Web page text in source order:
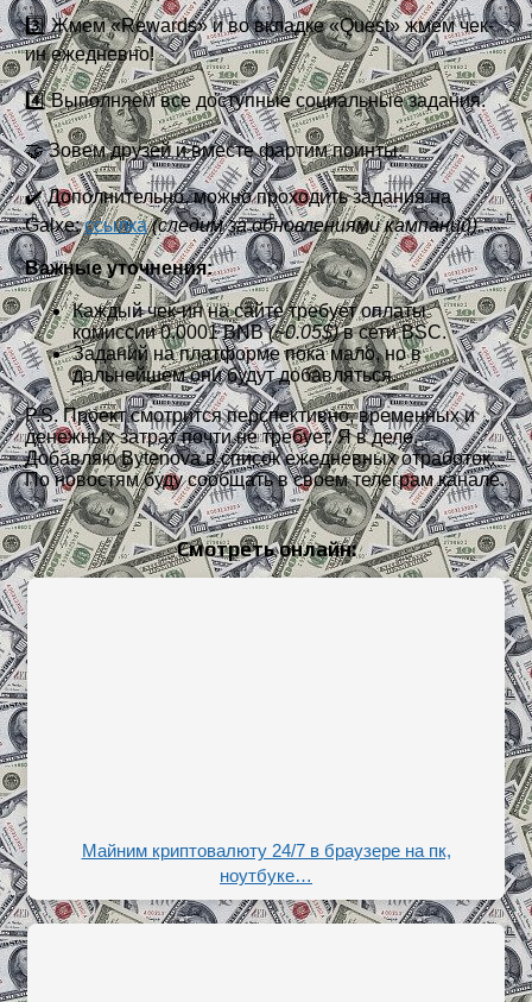
3️⃣ Жмем «Rewards» и во вкладке «Quest» жмем чек-
ин ежедневно!
4️⃣ Выполняем все доступные социальные задания.
🤝 Зовем друзей и вместе фартим поинты.
✔️ Дополнительно, можно проходить задания на
Galxe:ссылка (следим за обновлениями кампаний).
Важные уточнения:
Каждый чек-ин на сайте требует оплаты
комиссии 0.0001 BNB(~0.05$)в сети BSC.
Заданий на платформе пока мало, но в
дальнейшем они будут добавляться.
P.S. Проект смотрится перспективно, временных и
денежных затрат почти не требует. Я в деле.
Добавляю Bytenova в список ежедневных отработок.
По новостям буду сообщать в своем телеграм канале.
Смотреть онлайн:
Майним криптовалюту 24/7 в браузере на пк,
ноутбуке…